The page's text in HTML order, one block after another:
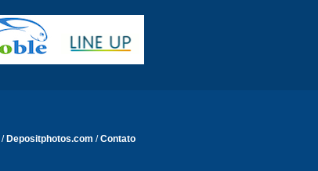
/ Depositphotos.com /Contato